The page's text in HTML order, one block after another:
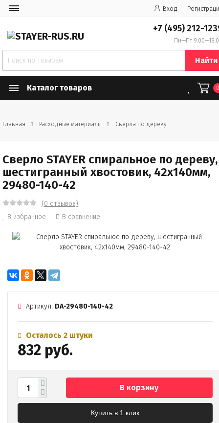
Вход
+7 (495) 212-
Пн—Пт
Найти
Каталог товаров
Главная Расходные материалы Сверла по дереву
Сверло STAYER спиральное по дереву,
шестигранный хвостовик, 42x140мм,
29480-140-42
(0 отзывов)
В избранное
В сравнение
Артикул: DA-29480-140-42
Осталось 2 штуки
832 руб.
В корзину
Купить в 1 клик